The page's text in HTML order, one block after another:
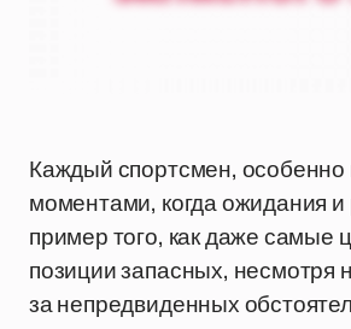
Каждый спортсмен, особенно
моментами, когда ожидания
пример того, как даже самые
позиции запасных, несмотря
за непредвиденных